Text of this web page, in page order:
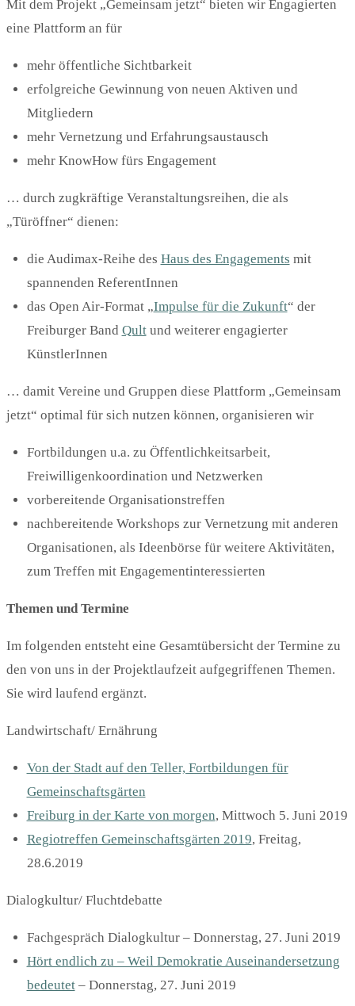
Mit dem Projekt „Gemeinsam jetzt“ bieten wir Engagierten
eine Plattform an für
mehr öffentliche Sichtbarkeit
erfolgreiche Gewinnung von neuen Aktiven und
Mitgliedern
mehr Vernetzung und Erfahrungsaustausch
mehr KnowHow fürs Engagement
… durch zugkräftige Veranstaltungsreihen, die als
„Türöffner“ dienen:
die Audimax-Reihe des Haus des Engagements mit
spannenden ReferentInnen
das Open Air-Format „Impulse für die Zukunft“ der
Freiburger Band Qultund weiterer engagierter
KünstlerInnen
… damit Vereine und Gruppen diese Plattform „Gemeinsam
jetzt“ optimal für sich nutzen können, organisieren wir
Fortbildungen u.a. zu Öffentlichkeitsarbeit,
Freiwilligenkoordination und Netzwerken
vorbereitende Organisationstreffen
nachbereitende Workshops zur Vernetzung mit anderen
Organisationen, als Ideenbörse für weitere Aktivitäten,
zum Treffen mit Engagementinteressierten
Themen und Termine
Im folgenden entsteht eine Gesamtübersicht der Termine zu
den von uns in der Projektlaufzeit aufgegriffenen Themen.
Sie wird laufend ergänzt.
Landwirtschaft/ Ernährung
Von der Stadt auf den Teller, Fortbildungen für
Gemeinschaftsgärten
Freiburg in der Karte von morgen, Mittwoch 5. Juni 2019
Regiotreffen Gemeinschaftsgärten 2019, Freitag,
28.6.2019
Dialogkultur/ Fluchtdebatte
Fachgespräch Dialogkultur – Donnerstag, 27. Juni 2019
Hört endlich zu – Weil Demokratie Auseinandersetzung
bedeutet– Donnerstag, 27. Juni 2019